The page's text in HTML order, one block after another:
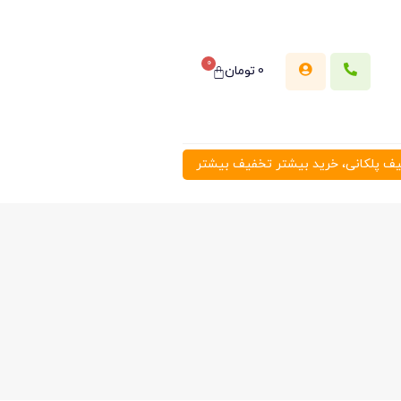
0تومان 0
پلکانی، خرید بیشتر تخفیف بیشتر